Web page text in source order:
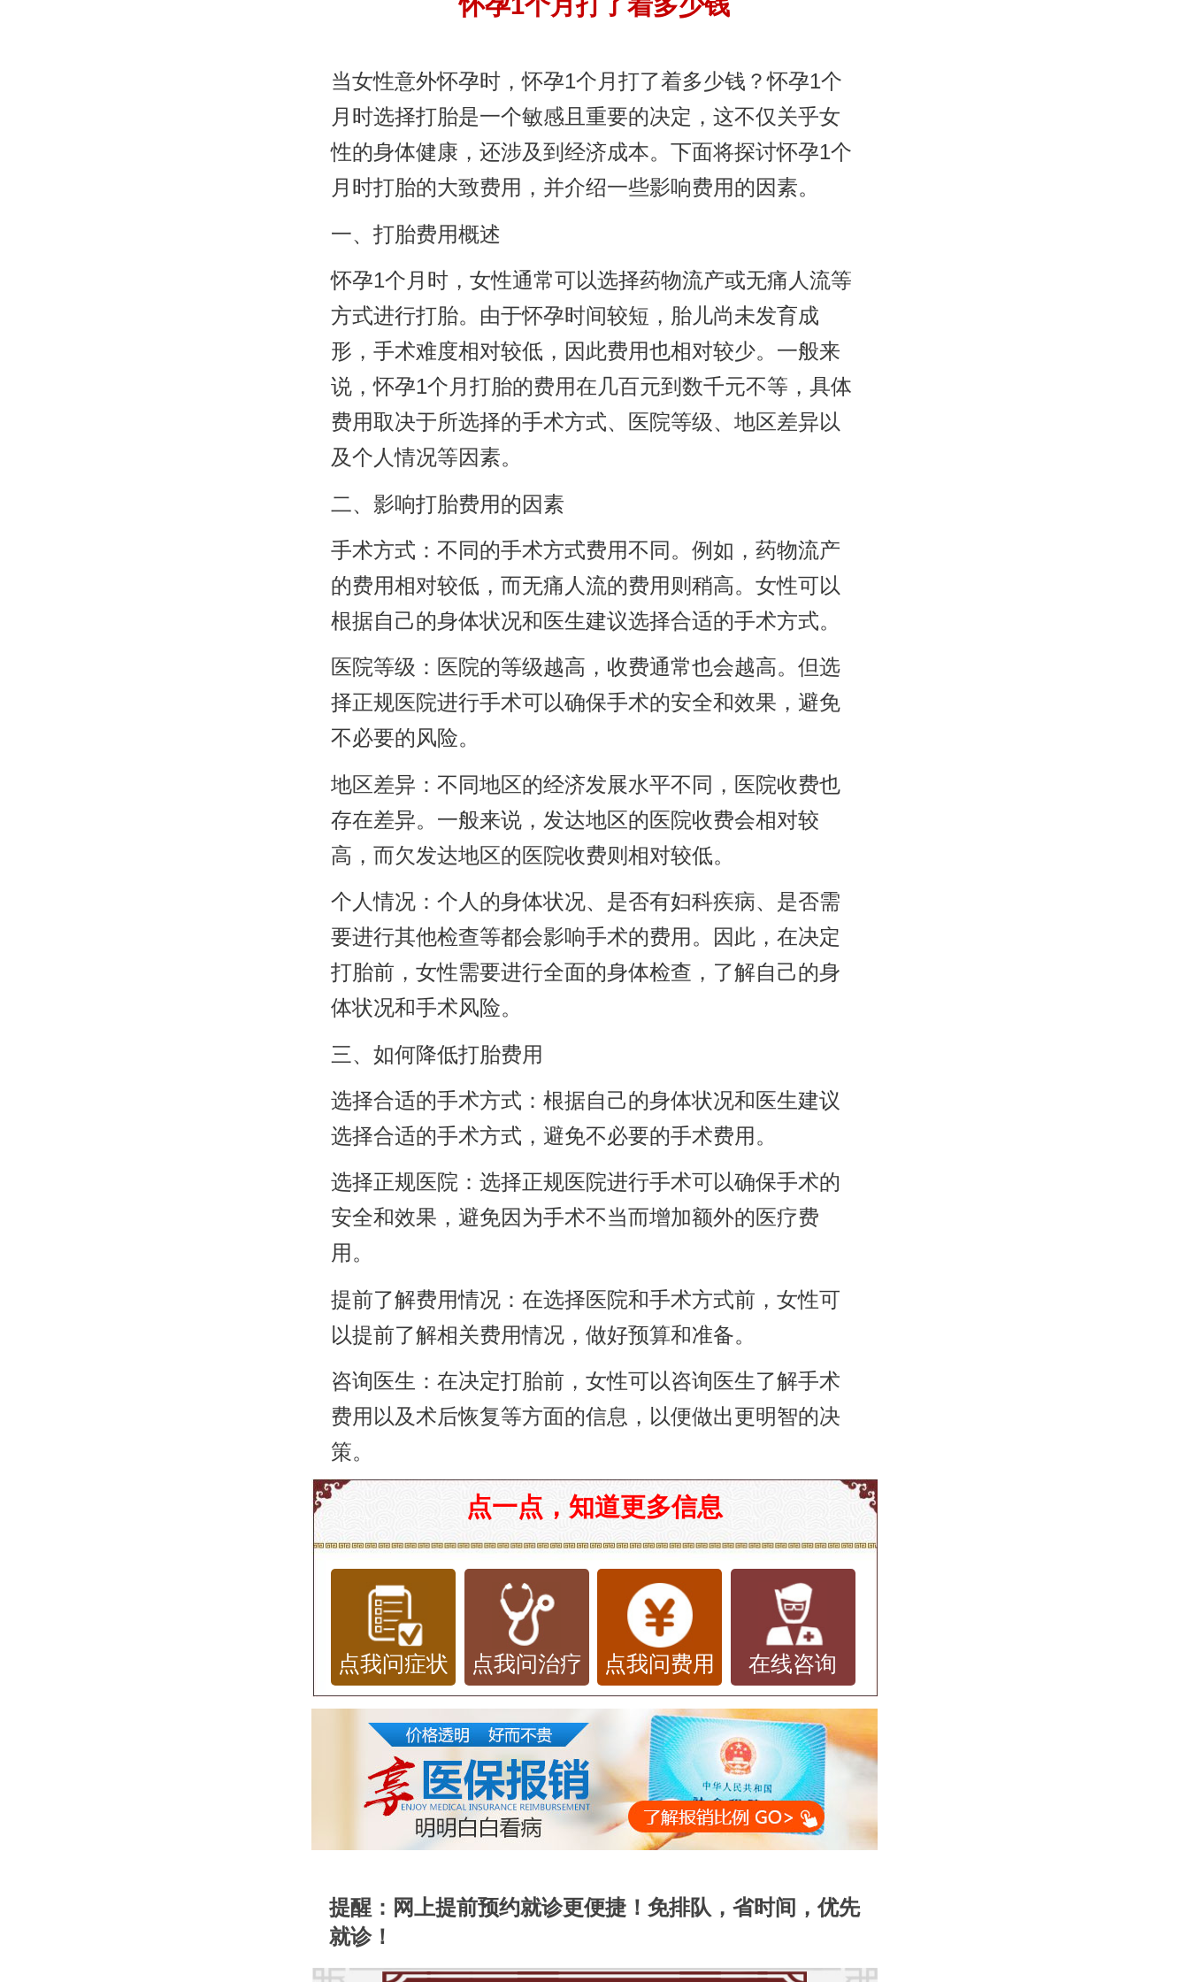
当女性意外怀孕时，怀孕1个月打了着多少钱？怀孕1个
月时选择打胎是一个敏感且重要的决定，这不仅关乎女
性的身体健康，还涉及到经济成本。下面将探讨怀孕1个
月时打胎的大致费用，并介绍一些影响费用的因素。
一、打胎费用概述
怀孕1个月时，女性通常可以选择药物流产或无痛人流等
方式进行打胎。由于怀孕时间较短，胎儿尚未发育成
形，手术难度相对较低，因此费用也相对较少。一般来
说，怀孕1个月打胎的费用在几百元到数千元不等，具体
费用取决于所选择的手术方式、医院等级、地区差异以
及个人情况等因素。
二、影响打胎费用的因素
手术方式：不同的手术方式费用不同。例如，药物流产
的费用相对较低，而无痛人流的费用则稍高。女性可以
根据自己的身体状况和医生建议选择合适的手术方式。
医院等级：医院的等级越高，收费通常也会越高。但选
择正规医院进行手术可以确保手术的安全和效果，避免
不必要的风险。
地区差异：不同地区的经济发展水平不同，医院收费也
存在差异。一般来说，发达地区的医院收费会相对较
高，而欠发达地区的医院收费则相对较低。
个人情况：个人的身体状况、是否有妇科疾病、是否需
要进行其他检查等都会影响手术的费用。因此，在决定
打胎前，女性需要进行全面的身体检查，了解自己的身
体状况和手术风险。
三、如何降低打胎费用
选择合适的手术方式：根据自己的身体状况和医生建议
选择合适的手术方式，避免不必要的手术费用。
选择正规医院：选择正规医院进行手术可以确保手术的
安全和效果，避免因为手术不当而增加额外的医疗费
用。
提前了解费用情况：在选择医院和手术方式前，女性可
以提前了解相关费用情况，做好预算和准备。
咨询医生：在决定打胎前，女性可以咨询医生了解手术
费用以及术后恢复等方面的信息，以便做出更明智的决
策。
点一点，知道更多信息
点我问症状 点我问治疗 点我问费用 在线咨询
提醒：网上提前预约就诊更便捷！免排队，省时间，优先
就诊！